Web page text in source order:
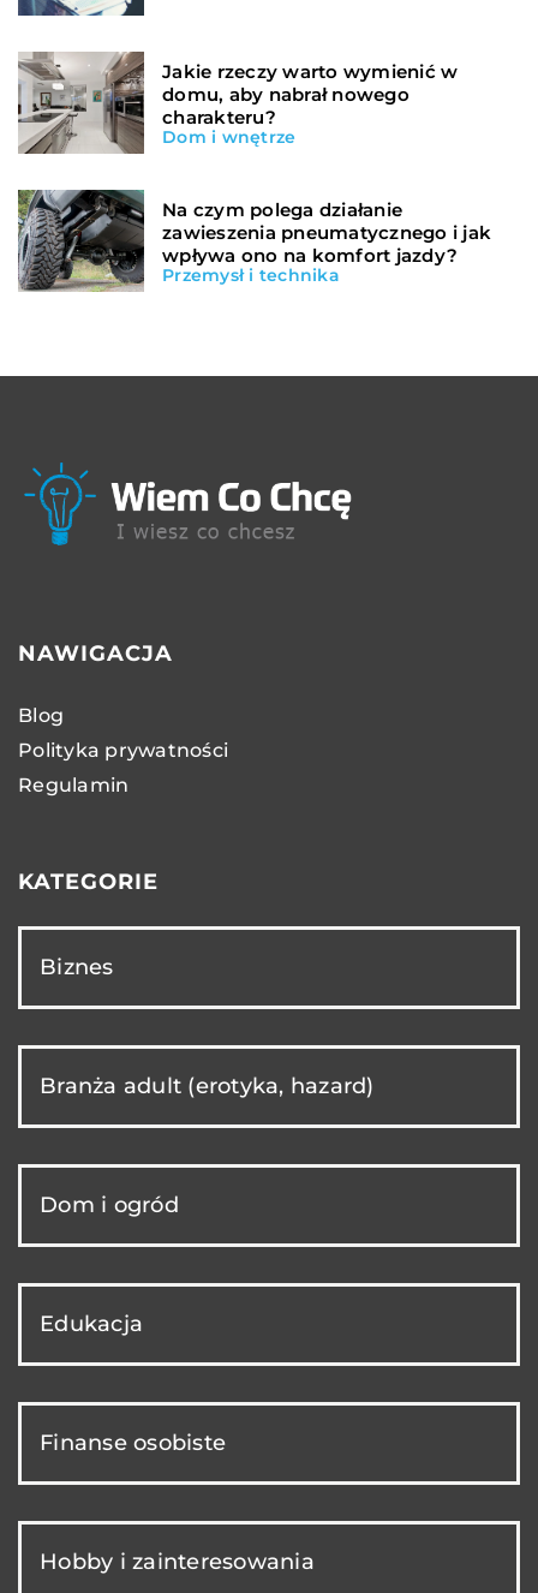
Jakie rzeczy warto wymienić w
domu, aby nabrał nowego
charakteru?
Dom i wnętrze
Na czym polega działanie
zawieszenia pneumatycznego i jak
wpływa ono na komfort jazdy?
Przemysł i technika
NAWIGACJA
Blog
Polityka prywatności
Regulamin
KATEGORIE
Biznes
Branża adult (erotyka, hazard)
Dom i ogród
Edukacja
Finanse osobiste
Hobby i zainteresowania